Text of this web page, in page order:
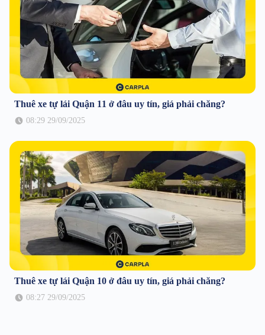
Thuê xe tự lái Quận 11 ở đâu uy tín, giá phải chăng?
08:29 29/09/2025
Thuê xe tự lái Quận 10 ở đâu uy tín, giá phải chăng?
08:27 29/09/2025